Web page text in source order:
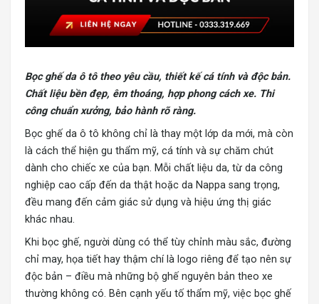
Bọc ghế da ô tôtheo yêu cầu, thiết kế cá tính và độc bản.
Chất liệu bền đẹp, êm thoáng, hợp phong cách xe. Thi
công chuẩn xưởng, bảo hành rõ ràng.
Bọc ghế da ô tô không chỉ là thay một lớp da mới, mà còn
là cách thể hiện gu thẩm mỹ, cá tính và sự chăm chút
dành cho chiếc xe của bạn. Mỗi chất liệu da, từ da công
nghiệp cao cấp đến da thật hoặc da Nappa sang trọng,
đều mang đến cảm giác sử dụng và hiệu ứng thị giác
khác nhau.
Khi bọc ghế, người dùng có thể tùy chỉnh màu sắc, đường
chỉ may, họa tiết hay thậm chí là logo riêng để tạo nên sự
độc bản – điều mà những bộ ghế nguyên bản theo xe
thường không có. Bên cạnh yếu tố thẩm mỹ, việc bọc ghế